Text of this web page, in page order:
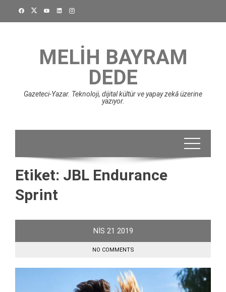
MELIH BAYRAM
DEDE
Gazeteci-Yazar. Teknoloji, dijital kültür ve yapay zekâ üzerine
yazıyor.
Etiket: JBL Endurance
Sprint
NIS 21 2019
NO COMMENTS